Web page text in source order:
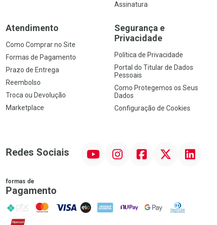
Assinatura
Atendimento
Como Comprar no Site
Formas de Pagamento
Prazo de Entrega
Reembolso
Troca ou Devolução
Marketplace
Segurança e
Privacidade
Política de Privacidade
Portal do Titular de Dados
Pessoais
Como Protegemos os Seus
Dados
Configuração de Cookies
Redes Sociais InstagramFacebookTwitter Linkedin
formas de
Pagamento
PIX MasterCard
VISA ELO AMEX NuPay Google PayDiners Club
Hipercard